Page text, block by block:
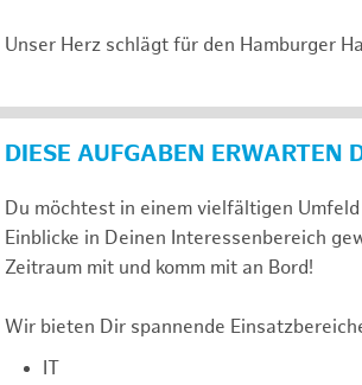
Unser Herz schlägt für den Hamburger
DIESE AUFGABEN ERWARTEN
Du möchtest in einem vielfältigen
Einblicke in Deinen Interessenbereich
Zeitraum mit und komm mit an Bord!
Wir bieten Dir spannende
IT